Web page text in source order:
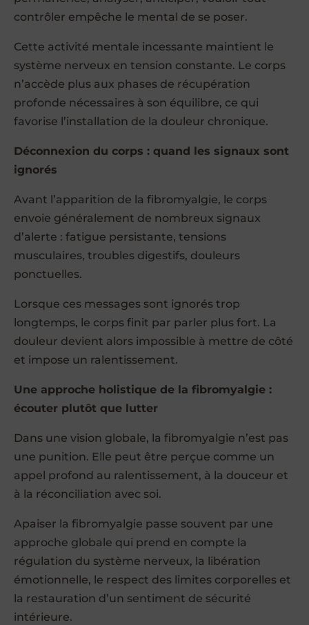
contrôler empêche le mental de se poser.
Cette activité mentale incessante maintient le
système nerveux en tension constante. Le corps
n’accède plus aux phases de récupération
profonde nécessaires à son équilibre, ce qui
favorise l’installation de la douleur chronique.
Déconnexion du corps : quand les signaux sont
ignorés
Avant l’apparition de la fibromyalgie, le corps
envoie généralement de nombreux signaux
d’alerte : fatigue persistante, tensions
musculaires, troubles digestifs, douleurs
ponctuelles.
Lorsque ces messages sont ignorés trop
longtemps, le corps finit par parler plus fort. La
douleur devient alors impossible à mettre de côté
et impose un ralentissement.
Une approche holistique de la fibromyalgie :
écouter plutôt que lutter
Dans une vision globale, la fibromyalgie n’est pas
une punition. Elle peut être perçue comme un
appel profond au ralentissement, à la douceur et
à la réconciliation avec soi.
Apaiser la fibromyalgie passe souvent par une
approche globale qui prend en compte la
régulation du système nerveux, la libération
émotionnelle, le respect des limites corporelles et
la restauration d’un sentiment de sécurité
intérieure.